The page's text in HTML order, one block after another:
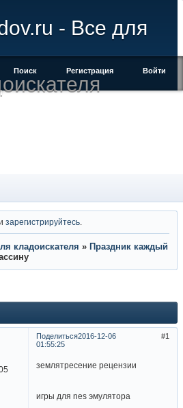
- Все для
Поиск Регистрация Войти
зарегистрируйтесь
кладоискателя » Праздник каждый
Поделиться 1
2016-12-06
01:55:25
землятресение рецензии
игры для nes эмулятора